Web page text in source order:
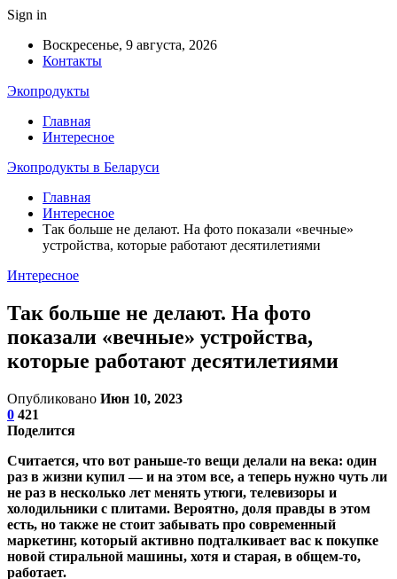
Sign in
Воскресенье, 9 августа, 2026
Контакты
Экопродукты
Главная
Интересное
Экопродукты в Беларуси
Главная
Интересное
Так больше не делают. На фото показали «вечные»
устройства, которые работают десятилетиями
Интересное
Так больше не делают. На фото
показали «вечные» устройства,
которые работают десятилетиями
Опубликовано Июн 10, 2023
0 421
Поделится
Считается, что вот раньше-то вещи делали на века: один
раз в жизни купил — и на этом все, а теперь нужно чуть ли
не раз в несколько лет менять утюги, телевизоры и
холодильники с плитами. Вероятно, доля правды в этом
есть, но также не стоит забывать про современный
маркетинг, который активно подталкивает вас к покупке
новой стиральной машины, хотя и старая, в общем-то,
работает.